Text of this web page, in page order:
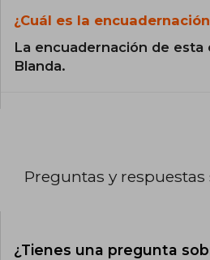
¿Cuál es la
La encuadernación de esta
Blanda.
Preguntas y
¿Tienes una pregunta